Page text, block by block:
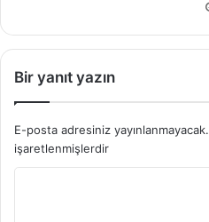
Bir yanıt yazın
E-posta adresiniz yayınlanmayacak.
işaretlenmişlerdir